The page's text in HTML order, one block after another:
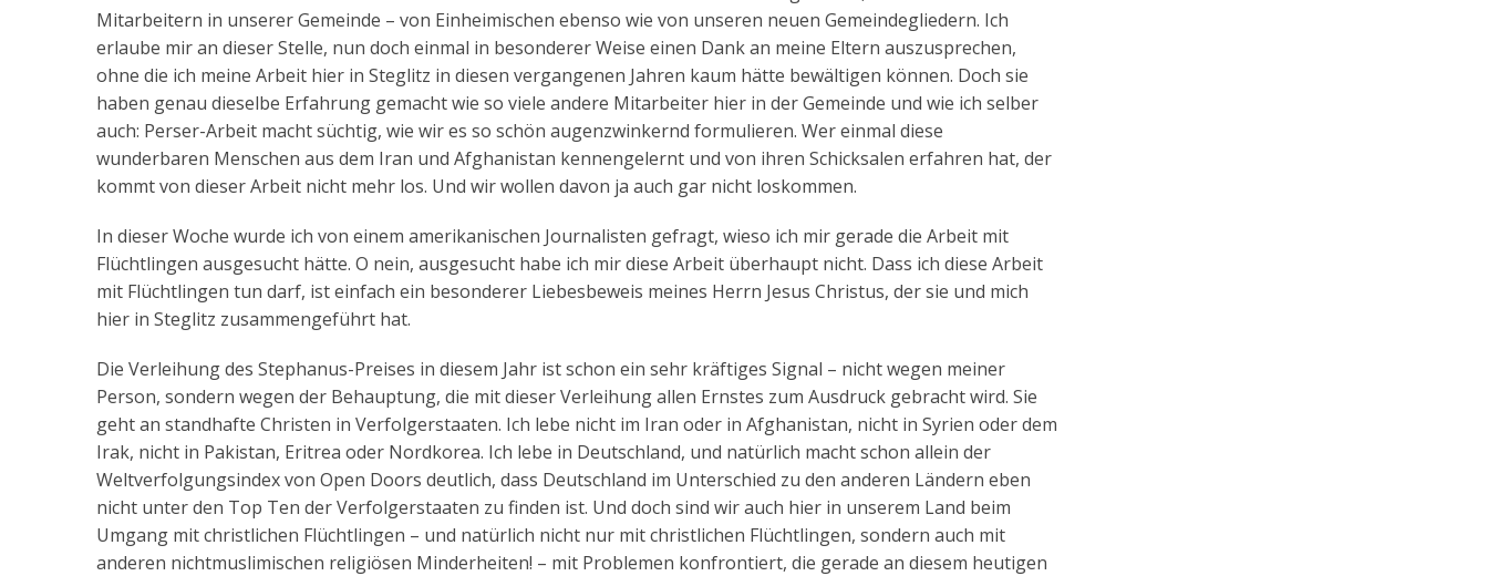
Mitarbeitern in unserer Gemeinde – von Einheimischen ebenso wie von unseren neuen Gemeindegliedern. Ich
erlaube mir an dieser Stelle, nun doch einmal in besonderer Weise einen Dank an meine Eltern auszusprechen,
ohne die ich meine Arbeit hier in Steglitz in diesen vergangenen Jahren kaum hätte bewältigen können. Doch sie
haben genau dieselbe Erfahrung gemacht wie so viele andere Mitarbeiter hier in der Gemeinde und wie ich selber
auch: Perser-Arbeit macht süchtig, wie wir es so schön augenzwinkernd formulieren. Wer einmal diese
wunderbaren Menschen aus dem Iran und Afghanistan kennengelernt und von ihren Schicksalen erfahren hat, der
kommt von dieser Arbeit nicht mehr los. Und wir wollen davon ja auch gar nicht loskommen.
In dieser Woche wurde ich von einem amerikanischen Journalisten gefragt, wieso ich mir gerade die Arbeit mit
Flüchtlingen ausgesucht hätte. O nein, ausgesucht habe ich mir diese Arbeit überhaupt nicht. Dass ich diese Arbeit
mit Flüchtlingen tun darf, ist einfach ein besonderer Liebesbeweis meines Herrn Jesus Christus, der sie und mich
hier in Steglitz zusammengeführt hat.
Die Verleihung des Stephanus-Preises in diesem Jahr ist schon ein sehr kräftiges Signal – nicht wegen meiner
Person, sondern wegen der Behauptung, die mit dieser Verleihung allen Ernstes zum Ausdruck gebracht wird. Sie
geht an standhafte Christen in Verfolgerstaaten. Ich lebe nicht im Iran oder in Afghanistan, nicht in Syrien oder dem
Irak, nicht in Pakistan, Eritrea oder Nordkorea. Ich lebe in Deutschland, und natürlich macht schon allein der
Weltverfolgungsindex von Open Doors deutlich, dass Deutschland im Unterschied zu den anderen Ländern eben
nicht unter den Top Ten der Verfolgerstaaten zu finden ist. Und doch sind wir auch hier in unserem Land beim
Umgang mit christlichen Flüchtlingen – und natürlich nicht nur mit christlichen Flüchtlingen, sondern auch mit
anderen nichtmuslimischen religiösen Minderheiten! – mit Problemen konfrontiert, die gerade an diesem heutigen